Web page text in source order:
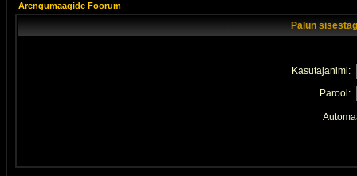
Arengumaagide Foorum
Palun
Kasutajanimi:
Parool: